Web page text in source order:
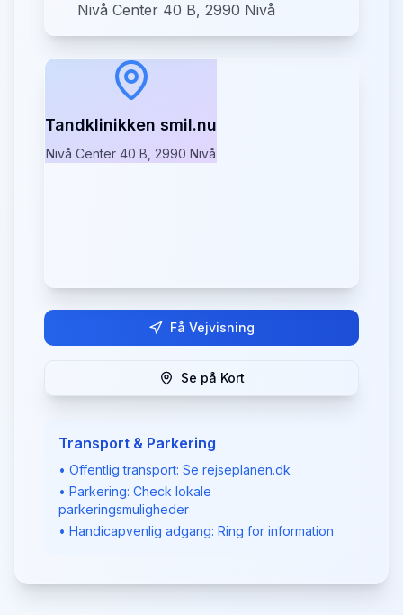
Nivå Center 40 B, 2990 Nivå
Tandklinikken smil.nu
Nivå Center 40 B, 2990 Nivå
Få Vejvisning
Se på Kort
Transport & Parkering
• Offentlig transport: Se rejseplanen.dk
• Parkering: Check lokale
parkeringsmuligheder
• Handicapvenlig adgang: Ring for information